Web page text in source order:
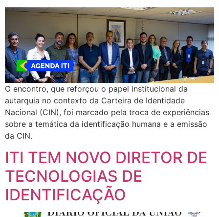
O encontro, que reforçou o papel institucional da
autarquia no contexto da Carteira de Identidade
Nacional (CIN), foi marcado pela troca de experiências
sobre a temática da identificação humana e a emissão
da CIN.
ITI TEM NOVO DIRETOR DE
TECNOLOGIAS DE
IDENTIFICAÇÃO